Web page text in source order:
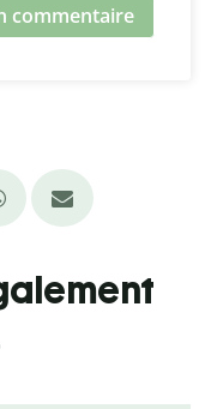
commentaire